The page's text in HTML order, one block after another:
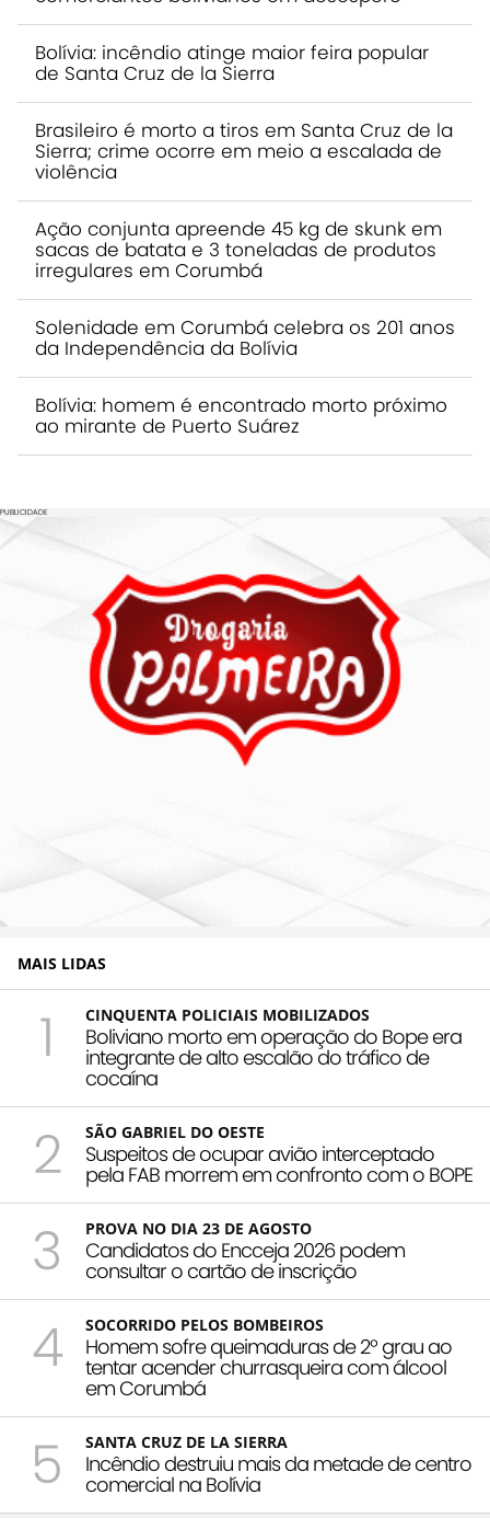
Bolívia: incêndio atinge maior feira popular
de Santa Cruz de la Sierra
Brasileiro é morto a tiros em Santa Cruz de la
Sierra; crime ocorre em meio a escalada de
violência
Ação conjunta apreende 45 kg de skunk em
sacas de batata e 3 toneladas de produtos
irregulares em Corumbá
Solenidade em Corumbá celebra os 201 anos
da Independência da Bolívia
Bolívia: homem é encontrado morto próximo
ao mirante de Puerto Suárez
PUBLICIDADE
MAIS LIDAS
1 CINQUENTA POLICIAIS MOBILIZADOS
Boliviano morto em operação do Bope era
integrante de alto escalão do tráfico de
cocaína
2 SÃO GABRIEL DO OESTE
Suspeitos de ocupar avião interceptado
pela FAB morrem em confronto com o BOPE
3 PROVA NO DIA 23 DE AGOSTO
Candidatos do Encceja 2026 podem
consultar o cartão de inscrição
4 SOCORRIDO PELOS BOMBEIROS
Homem sofre queimaduras de 2º grau ao
tentar acender churrasqueira com álcool
em Corumbá
5 SANTA CRUZ DE LA SIERRA
Incêndio destruiu mais da metade de centro
comercial na Bolívia